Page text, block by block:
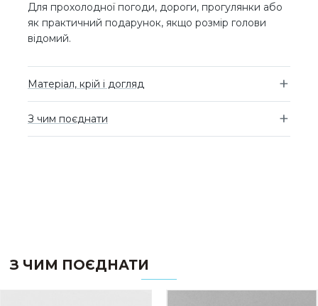
Для прохолодної погоди, дороги, прогулянки або
як практичний подарунок, якщо розмір голови
відомий.
Матеріал, крій і догляд
З чим поєднати
З ЧИМ ПОЄДНАТИ